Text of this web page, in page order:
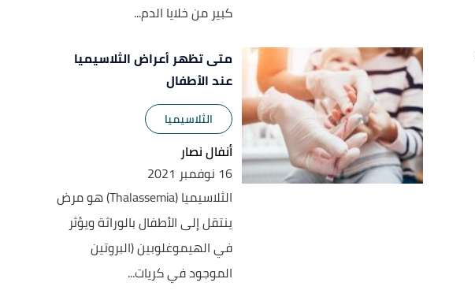
كبير من خلايا الدم...
متى تظهر أعراض الثلاسيميا
عند الأطفال
الثلاسيميا
أنفال نصار
16 نوفمبر 2021
الثلاسيميا (Thalassemia) هو مرض
ينتقل إلى الأطفال بالوراثة ويؤثر
في الهيموغلوبين (البروتين
الموجود في كريات...